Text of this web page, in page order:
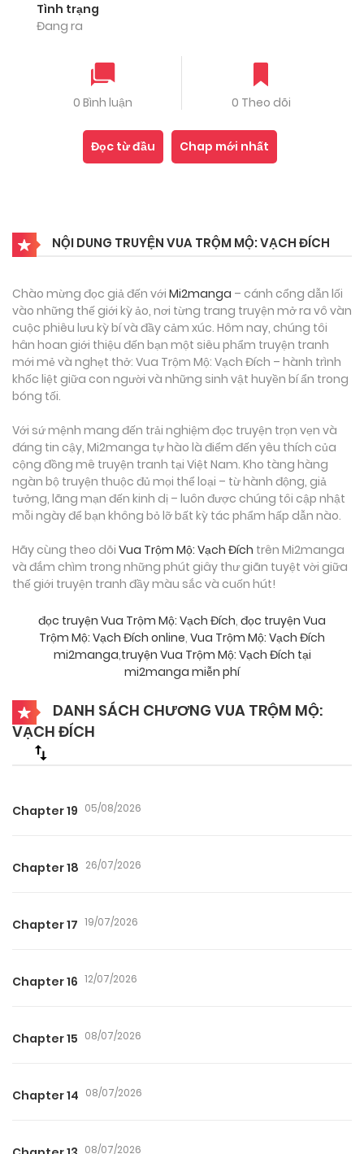
Tình trạng
Đang ra
0 Bình luận 0 Theo dõi
Đọc từ đầu Chap mới nhất
NỘI DUNG TRUYỆN VUA TRỘM MỘ: VẠCH ĐÍCH
Chào mừng đọc giả đến với Mi2manga – cánh cổng dẫn lối
vào những thế giới kỳ ảo, nơi từng trang truyện mở ra vô vàn
cuộc phiêu lưu kỳ bí và đầy cảm xúc. Hôm nay, chúng tôi
hân hoan giới thiệu đến bạn một siêu phẩm truyện tranh
mới mẻ và nghẹt thở: Vua Trộm Mộ: Vạch Đích – hành trình
khốc liệt giữa con người và những sinh vật huyền bí ẩn trong
bóng tối.
Với sứ mệnh mang đến trải nghiệm đọc truyện trọn vẹn và
đáng tin cậy, Mi2manga tự hào là điểm đến yêu thích của
cộng đồng mê truyện tranh tại Việt Nam. Kho tàng hàng
ngàn bộ truyện thuộc đủ mọi thể loại – từ hành động, giả
tưởng, lãng mạn đến kinh dị – luôn được chúng tôi cập nhật
mỗi ngày để bạn không bỏ lỡ bất kỳ tác phẩm hấp dẫn nào.
Hãy cùng theo dõi Vua Trộm Mộ: Vạch Đích trên Mi2manga
và đắm chìm trong những phút giây thư giãn tuyệt vời giữa
thế giới truyện tranh đầy màu sắc và cuốn hút!
đọc truyện Vua Trộm Mộ: Vạch Đích, đọc truyện Vua
Trộm Mộ: Vạch Đích online, Vua Trộm Mộ: Vạch Đích
mi2manga,truyện Vua Trộm Mộ: Vạch Đích tại
mi2manga miễn phí
DANH SÁCH CHƯƠNG VUA TRỘM MỘ:
VẠCH ĐÍCH
Chapter 19 05/08/2026
Chapter 18 26/07/2026
Chapter 17 19/07/2026
Chapter 16 12/07/2026
Chapter 15 08/07/2026
Chapter 14 08/07/2026
08/07/2026